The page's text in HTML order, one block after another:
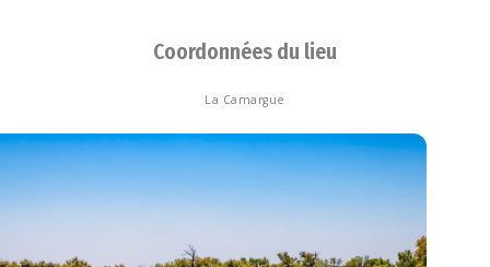
Coordonnées du lieu
La Camargue